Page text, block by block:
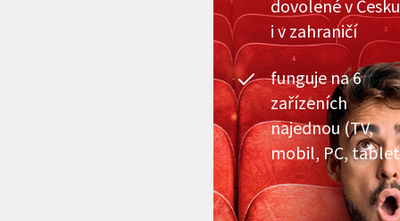
dovolené v Česku
i v zahraničí
funguje na 6
zařízeních
najednou (TV,
mobil, PC,